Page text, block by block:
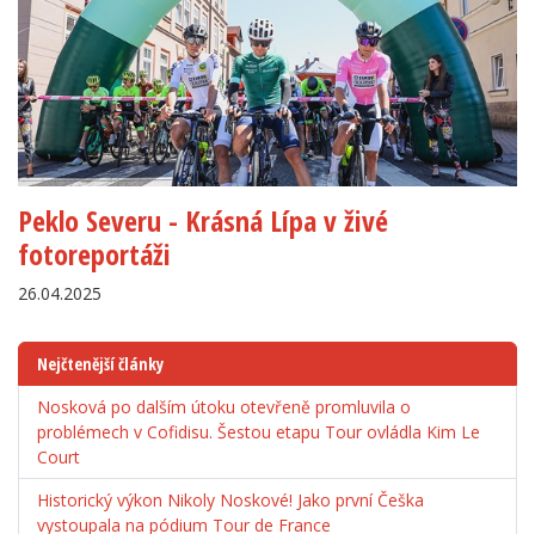
Peklo Severu - Krásná Lípa v živé
fotoreportáži
26.04.2025
Nejčtenější články
Nosková po dalším útoku otevřeně promluvila o
problémech v Cofidisu. Šestou etapu Tour ovládla Kim Le
Court
Historický výkon Nikoly Noskové! Jako první Češka
vystoupala na pódium Tour de France